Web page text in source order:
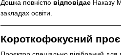
Дошка повністю відповідає Наказу
закладах освіти.
Короткофокусний